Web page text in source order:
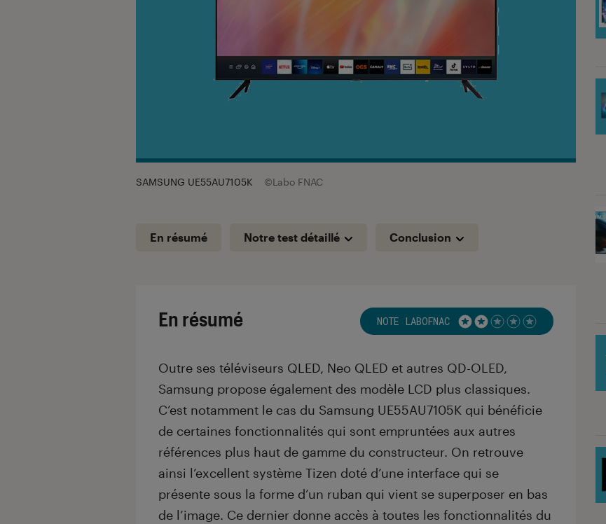
SAMSUNG UE55AU7105K ©Labo FNAC
En résumé Notre test détaillé Conclusion
En résumé NOTE LABOFNAC Noté 2 étoiles sur 5
Outre ses téléviseurs QLED, Neo QLED et autres QD-OLED,
Samsung propose également des modèle LCD plus classiques.
C’est notamment le cas du Samsung UE55AU7105K qui bénéficie
de certaines fonctionnalités qui sont empruntées aux autres
références plus haut de gamme du constructeur. On retrouve
ainsi l’excellent système Tizen doté d’une interface qui se
présente sous la forme d’un ruban qui vient se superposer en bas
de l’image. Ce dernier donne accès à toutes les fonctionnalités du